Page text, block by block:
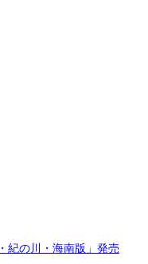
紀の川・海南版」発売